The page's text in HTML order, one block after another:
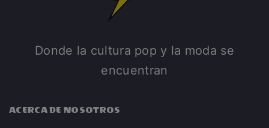
Donde la cultura pop y la moda se
encuentran
ACERCA DE NOSOTROS